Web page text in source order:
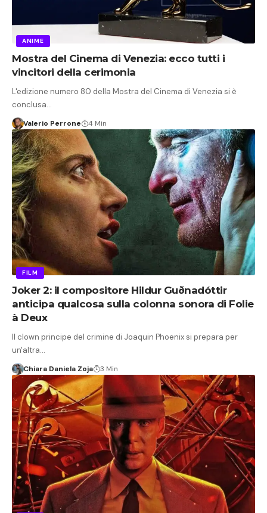
ANIME
Mostra del Cinema di Venezia: ecco tutti i
vincitori della cerimonia
L'edizione numero 80 della Mostra del Cinema di Venezia si è
conclusa…
Valerio Perrone 4 Min
FILM
Joker 2: il compositore Hildur Guðnadóttir
anticipa qualcosa sulla colonna sonora di Folie
à Deux
Il clown principe del crimine di Joaquin Phoenix si prepara per
un'altra…
Chiara Daniela Zoja 3 Min